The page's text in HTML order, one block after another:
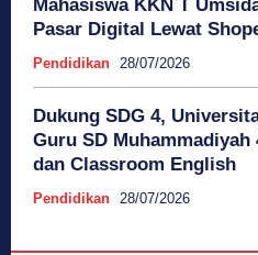
Mahasiswa KKN T
Pasar Digital Lewat
Pendidikan 28/07/2026
Dukung SDG 4,
Guru SD Muhammadiyah
dan Classroom English
Pendidikan 28/07/2026